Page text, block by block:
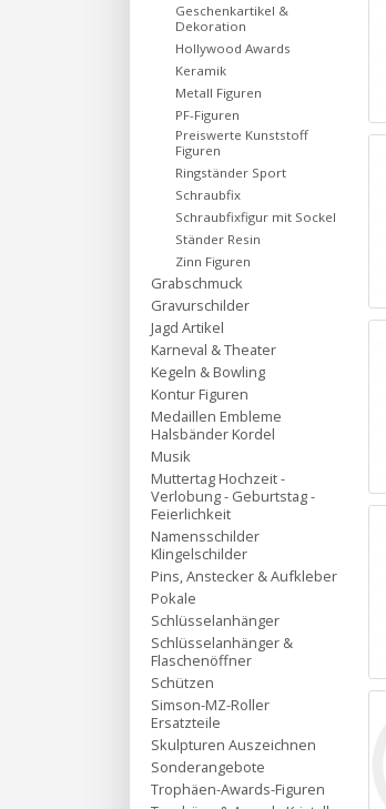
Geschenkartikel &
Dekoration
Hollywood Awards
Keramik
Metall Figuren
PF-Figuren
Preiswerte Kunststoff
Figuren
Ringständer Sport
Schraubfix
Schraubfixfigur mit Sockel
Ständer Resin
Zinn Figuren
Grabschmuck
Gravurschilder
Jagd Artikel
Karneval & Theater
Kegeln & Bowling
Kontur Figuren
Medaillen Embleme
Halsbänder Kordel
Musik
Muttertag Hochzeit -
Verlobung - Geburtstag -
Feierlichkeit
Namensschilder
Klingelschilder
Pins, Anstecker & Aufkleber
Pokale
Schlüsselanhänger
Schlüsselanhänger &
Flaschenöffner
Schützen
Simson-MZ-Roller
Ersatzteile
Skulpturen Auszeichnen
Sonderangebote
Trophäen-Awards-Figuren